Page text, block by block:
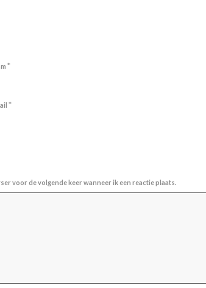
*
*
voor de volgende keer wanneer ik een reactie plaats.